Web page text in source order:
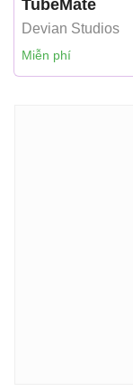
TubeMate
Devian Studios
Miễn phí